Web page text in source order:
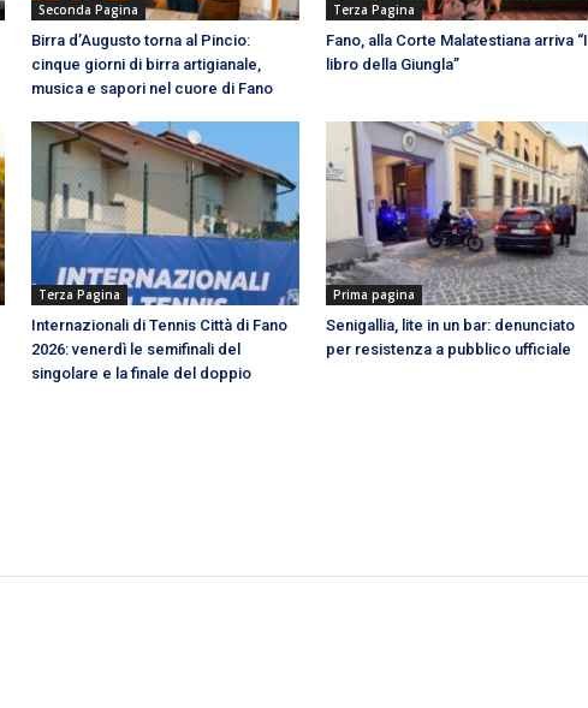
Seconda Pagina
Birra d’Augusto torna al Pincio:
cinque giorni di birra artigianale,
musica e sapori nel cuore di Fano
Terza Pagina
Fano, alla Corte Malatestiana arriva “Il
libro della Giungla”
Terza Pagina
Internazionali di Tennis Città di Fano
2026: venerdì le semifinali del
singolare e la finale del doppio
Prima pagina
Senigallia, lite in un bar: denunciato
per resistenza a pubblico ufficiale